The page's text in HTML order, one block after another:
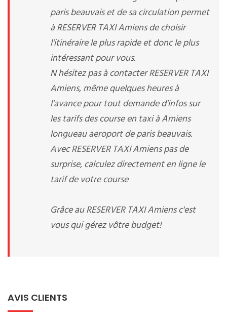
paris beauvais et de sa circulation permet
à RESERVER TAXI Amiens de choisir
l'itinéraire le plus rapide et donc le plus
intéressant pour vous.
N hésitez pas à contacter RESERVER TAXI
Amiens, même quelques heures à
l'avance pour tout demande d'infos sur
les tarifs des course en taxi à Amiens
longueau aeroport de paris beauvais.
Avec RESERVER TAXI Amiens pas de
surprise, calculez directement en ligne le
tarif de votre course
Grâce au RESERVER TAXI Amiens c'est
vous qui gérez vôtre budget!
AVIS CLIENTS